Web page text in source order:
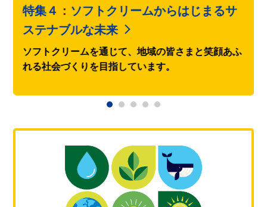
特集４：ソフトクリームからはじまるサ
ステナブルな未来
ソフトクリームを通じて、地域の皆さまと笑顔あふ
れる社会づくりを目指しています。